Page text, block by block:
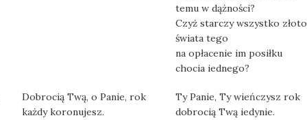
temu w dążności?
Czyż starczy wszystko złoto
świata tego
na opłacenie im posiłku
chocia iednego?
Dobrocią Twą, o Panie, rok
każdy koronujesz.
Ty Panie, Ty wieńczysz rok
dobrocią Twą iedynie.